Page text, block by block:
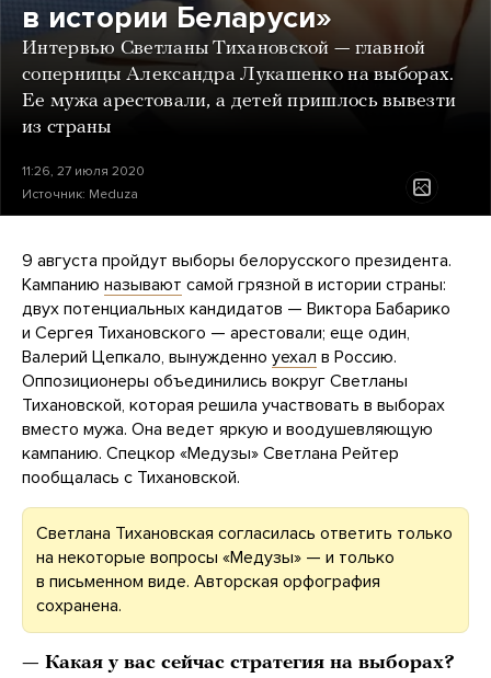
в истории Беларуси»
Интервью Светланы Тихановской — главной
соперницы Александра Лукашенко на выборах.
Ее мужа арестовали, а детей пришлось вывезти
из страны
11:26, 27 июля 2020
Источник: Meduza
9 августа пройдут выборы белорусского президента.
Кампанию называют самой грязной в истории страны:
двух потенциальных кандидатов — Виктора Бабарико
и Сергея Тихановского — арестовали; еще один,
Валерий Цепкало, вынужденно уехал в Россию.
Оппозиционеры объединились вокруг Светланы
Тихановской, которая решила участвовать в выборах
вместо мужа. Она ведет яркую и воодушевляющую
кампанию. Спецкор «Медузы» Светлана Рейтер
пообщалась с Тихановской.
Светлана Тихановская согласилась ответить только
на некоторые вопросы «Медузы» — и только
в письменном виде. Авторская орфография
сохранена.
— Какая у вас сейчас стратегия на выборах?